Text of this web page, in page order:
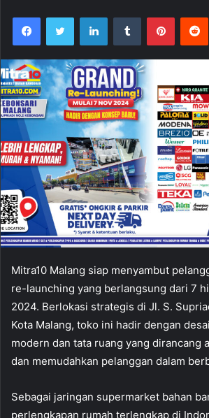
Mitra10 Malang siap menyambut
re-launching yang berlangsung dari 7
2024. Berlokasi strategis di Jl. S.
Kota Malang, toko ini hadir dengan
modern dan tata ruang yang dirancang
dan memudahkan pelanggan dalam
Sebagai jaringan supermarket bahan
perlengkapan rumah terlengkap di